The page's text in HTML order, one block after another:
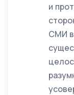
и
СМИ